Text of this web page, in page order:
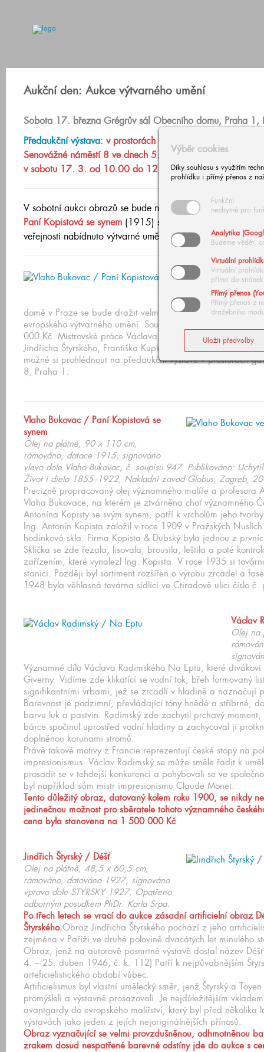
Výběr cookies
Díky souhlasu s využitím
prohlídku i přímý přenos z
Funkční
nezbytné pro
Analytika
Budeme vědět,
Virtuální
Virtuální
přímo do stránek
Přímý přenos
Přímý přenos z
dražebního
Aukční den: Aukce výtvarného umění
Sobota 17. března Grégrův sál Obecního domu, Praha 1,
Předaukční výstava: v prostorách aukční síně a galerie
Senovážné náměstí 8 ve dnech 5. 3. 2018 – 16. 3.
v sobotu 17. 3. od 10.00 do 12.00 hodin.
V sobotní aukci obrazů se bude nabízet vzácný
Paní Kopistová se synem (1915) s vyvolávací cenou
veřejnosti nabídnuto výtvarné umění za více než 37
V sobotní
domě v Praze se bude dražit velmi zajímavá kolekce tří set
evropského výtvarného umění. Součet vyvolávacích cen na
000 Kč. Mistrovské práce Václava Radimského, Vlaha
Jindřicha Štyrského, Františka Kupky, Antonína Slavíčka a
možné si prohlédnout na předaukční výstavě v prostorách
8, Praha 1.
Vlaho Bukovac / Paní Kopistová se
synem
Olej na plátně, 90 x 110 cm,
rámováno, datace 1915, signováno
vlevo dole Vlaho Bukovac, č. soupisu 947. Publikováno:
Život i dielo 1855–1922, Nakladni zavod Globus, Zagreb,
Precizně propracovaný olej významného malíře a profesora
Vlaha Bukovace, na kterém je ztvárněna choť významného
Antonína Kopisty se svým synem, patří k vrcholům jeho
Ing. Antonín Kopista založil v roce 1909 v Pražských
hodinková skla. Firma Kopista & Dubský byla jednou z
Sklíčka se zde řezala, lisovala, brousila, leštila a poté
zařízením, které vynalezl Ing. Kopista. V roce 1935 si
stanici. Později byl sortiment rozšířen o výrobu zrcadel a
1948 byla věhlasná továrna sídlící ve Ctiradově ulici číslo
Václav
Olej na
Významné dílo Václava Radimského Na Eptu, které
Giverny. Vidíme zde klikatící se vodní tok, břeh formovaný
signifikantními vrbami, jež se zrcadlí v hladině a naznačují
Barevnost je podzimní, převládající tóny hnědé a stříbrné,
barvu luk a pastvin. Radimský zde zachytil prchavý
bárce spočinul uprostřed vodní hladiny a zachycoval ji
doplněnou korunami stromů.
Právě takové motivy z Francie reprezentují české stopy na
impresionismus. Václav Radimský se může směle řadit k
prosadit se v tehdejší konkurenci a pohybovali se ve
byl například sám mistr impresionismu Claude Monet.
Tento důležitý obraz, datovaný kolem roku 1900, se nikdy
jedinečnou možnost pro sběratele tohoto významného
cena byla stanovena na 1 500 000 Kč
Jindřich Štyrský / Déšť
Olej na plátně, 48,5 x 60,5 cm,
rámováno, datováno 1927, signováno
vpravo dole STYRSKY 1927. Opatřeno
odborným posudkem PhDr. Karla Srpa.
Po třech letech se vrací do aukce zásadní artificielní obraz
Štyrského.Obraz Jindřicha Štyrského pochází z jeho
zejména v Paříži ve druhé polovině dvacátých let minulého
Obraz, jenž na autorově posmrtné výstavě dostal název
4. – 25. duben 1946, č. k. 112) Patří k nejpůvabnějším
arteficielistického období vůbec.
Artificielismus byl vlastní umělecký směr, jenž Štyrský a
promýšleli a výstavně prosazovali. Je nejdůležitějším
avantgardy do evropského malířství, který byl před několika
výstavách jako jeden z jejích nejoriginálnějších přínosů.
Obraz vyznačující se velmi provzdušněnou, odhmotněnou
zrakem dosud nespatřené barevné odstíny jde do aukce s